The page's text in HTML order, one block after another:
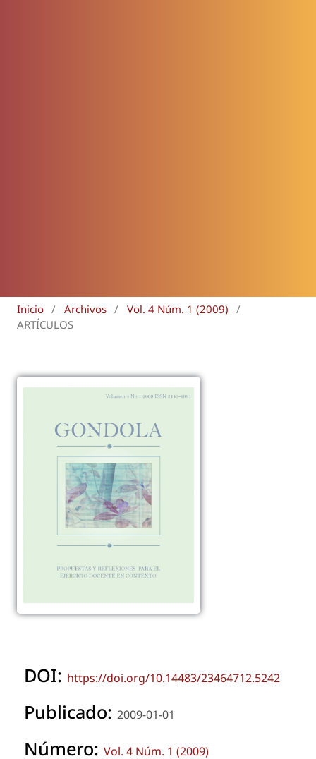
Inicio / Archivos / Vol. 4 Núm. 1 (2009)
/
ARTÍCULOS
DOI: https://doi.org/10.14483/23464712.5242
Publicado: 2009-01-01
Número: Vol. 4 Núm. 1 (2009)